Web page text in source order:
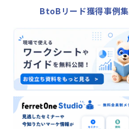
BtoBリード獲得事例集